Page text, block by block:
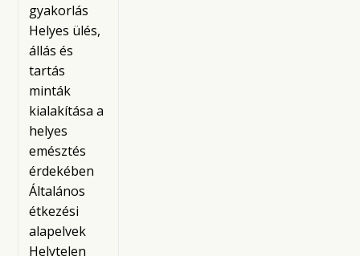
gyakorlás
Helyes ülés,
állás és
tartás
minták
kialakítása a
helyes
emésztés
érdekében
Általános
étkezési
alapelvek
Helytelen